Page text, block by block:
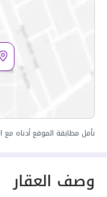
نأمل مطابقة الموقع أدناه
وصف العقار